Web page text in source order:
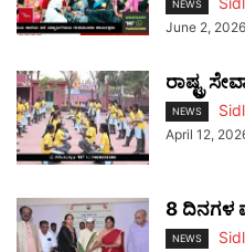
NEWS
June 2, 2026
ರಾಷ್ಟ್ರ
NEWS
April 12,
8 ದಿನಗಳ
NEWS